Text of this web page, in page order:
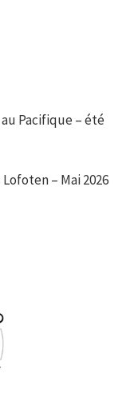
Pacifique – été
– Mai 2026